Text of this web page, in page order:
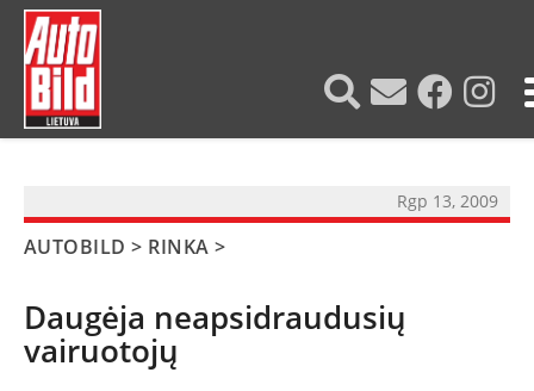
Rgp 13, 2009
AUTOBILD > RINKA >
Daugėja neapsidraudusių
vairuotojų